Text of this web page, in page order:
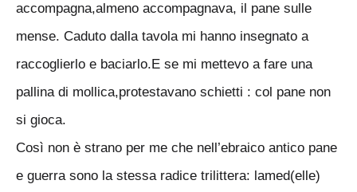
accompagna,almeno accompagnava, il pane sulle
mense. Caduto dalla tavola mi hanno insegnato a
raccoglierlo e baciarlo.E se mi mettevo a fare una
pallina di mollica,protestavano schietti : col pane non
si gioca.
Così non è strano per me che nell’ebraico antico pane
e guerra sono la stessa radice trilittera: lamed(elle)